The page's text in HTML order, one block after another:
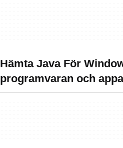
Hämta Java För
programvaran och